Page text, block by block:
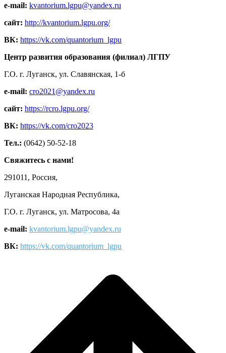
e-mail: kvantorium.lgpu@yandex.ru
сайт: http://kvantorium.lgpu.org/
ВК: https://vk.com/quantorium_lgpu
Центр развития образования (филиал) ЛГПУ
Г.О. г. Луганск, ул. Славянская, 1-б
e-mail: cro2021@yandex.ru
сайт: https://rcro.lgpu.org/
ВК: https://vk.com/cro2023
Тел.: (0642) 50-52-18
Свяжитесь с нами!
291011, Россия,
Луганская Народная Республика,
Г.О. г. Луганск, ул. Матросова, 4а
e-mail: kvantorium.lgpu@yandex.ru
ВК: https://vk.com/quantorium_lgpu